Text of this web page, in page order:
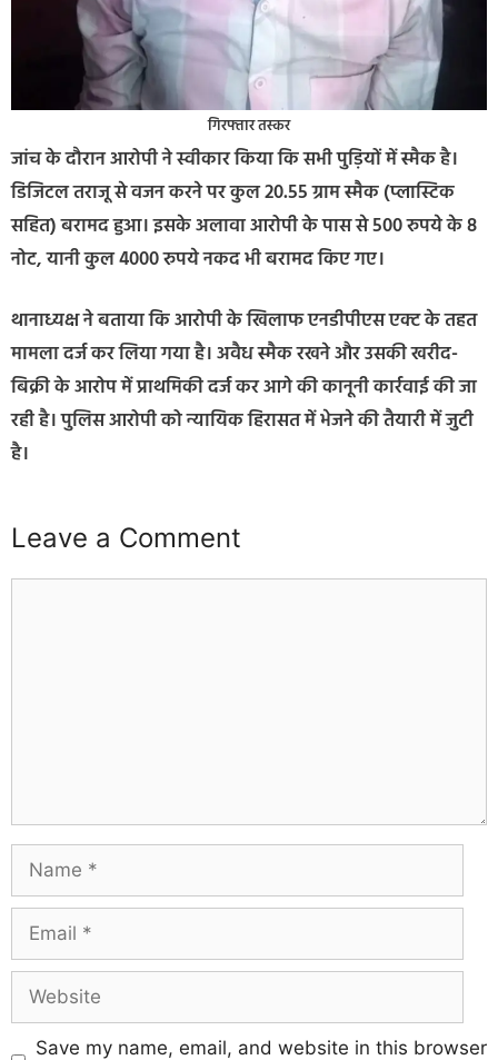
गिरफ्तार तस्कर
जांच के दौरान आरोपी ने स्वीकार किया कि सभी पुड़ियों में स्मैक है।
डिजिटल तराजू से वजन करने पर कुल 20.55 ग्राम स्मैक (प्लास्टिक
सहित) बरामद हुआ। इसके अलावा आरोपी के पास से 500 रुपये के 8
नोट, यानी कुल 4000 रुपये नकद भी बरामद किए गए।
थानाध्यक्ष ने बताया कि आरोपी के खिलाफ एनडीपीएस एक्ट के तहत
मामला दर्ज कर लिया गया है। अवैध स्मैक रखने और उसकी खरीद-
बिक्री के आरोप में प्राथमिकी दर्ज कर आगे की कानूनी कार्रवाई की जा
रही है। पुलिस आरोपी को न्यायिक हिरासत में भेजने की तैयारी में जुटी
है।
Leave a Comment
Save my name, email, and website in this browser